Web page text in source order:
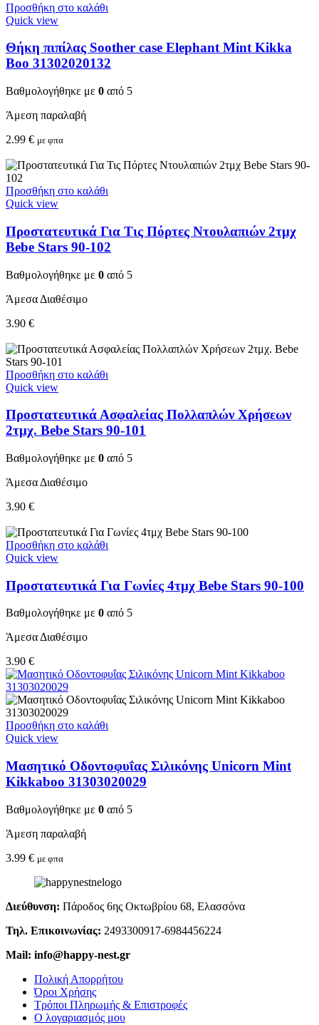
Προσθήκη στο καλάθι
Quick view
Θήκη πιπίλας Soother case Elephant Mint Kikka
Boo 31302020132
Βαθμολογήθηκε με 0 από 5
Άμεση παραλαβή
2.99 € με φπα
Προσθήκη στο καλάθι
Quick view
Προστατευτικά Για Τις Πόρτες Ντουλαπιών 2τμχ
Bebe Stars 90-102
Βαθμολογήθηκε με 0 από 5
Άμεσα Διαθέσιμο
3.90 €
Προσθήκη στο καλάθι
Quick view
Προστατευτικά Ασφαλείας Πολλαπλών Χρήσεων
2τμχ. Bebe Stars 90-101
Βαθμολογήθηκε με 0 από 5
Άμεσα Διαθέσιμο
3.90 €
Προσθήκη στο καλάθι
Quick view
Προστατευτικά Για Γωνίες 4τμχ Bebe Stars 90-100
Βαθμολογήθηκε με 0 από 5
Άμεσα Διαθέσιμο
3.90 €
Προσθήκη στο καλάθι
Quick view
Μασητικό Οδοντοφυΐας Σιλικόνης Unicorn Mint
Kikkaboo 31303020029
Βαθμολογήθηκε με 0 από 5
Άμεση παραλαβή
3.99 € με φπα
Διεύθυνση: Πάροδος 6ης Οκτωβρίου 68, Ελασσόνα
Τηλ. Επικοινωνίας: 2493300917-6984456224
Mail: info@happy-nest.gr
Πολική Απορρήτου
Όροι Χρήσης
Τρόποι Πληρωμής & Επιστροφές
Ο λογαριασμός μου